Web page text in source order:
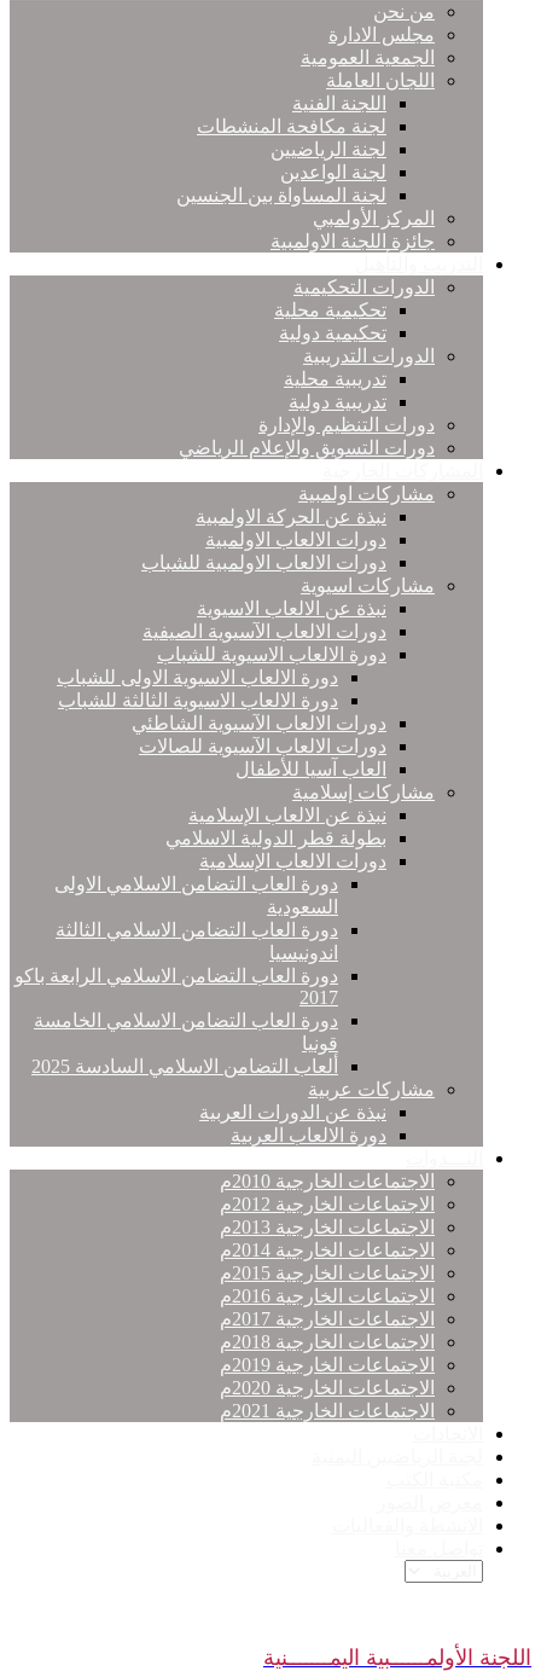
من نحن
مجلس الادارة
الجمعية العمومية
اللجان العاملة
اللجنة الفنية
لجنة مكافحة المنشطات
لجنة الرياضيين
لجنة الواعدين
لجنة المساواة بين الجنسين
المركز الأولمبي
جائزة اللجنة الاولمبية
الدورات التحكيمية
تحكيمية محلية
تحكيمية دولية
الدورات التدريبية
تدريبية محلية
تدريبية دولية
دورات التنظيم والإدارة
دورات التسويق والإعلام الرياضي
مشاركات اولمبية
نبذة عن الحركة الاولمبية
دورات الالعاب الاولمبية
دورات الالعاب الاولمبية للشباب
مشاركات اسيوية
نبذة عن الالعاب الاسيوية
دورات الالعاب الآسيوية الصيفية
دورة الالعاب الاسيوية للشباب
دورة الالعاب الاسيوية الاولى للشباب
دورة الالعاب الاسيوية الثالثة للشباب
دورات الالعاب الآسيوية الشاطئي
دورات الالعاب الآسيوية للصالات
العاب آسيا للأطفال
مشاركات إسلامية
نبذة عن الالعاب الإسلامية
بطولة قطر الدولية الاسلامي
دورات الالعاب الإسلامية
دورة العاب التضامن الاسلامي الاولى
السعودية
دورة العاب التضامن الاسلامي الثالثة
اندونيسيا
دورة العاب التضامن الاسلامي الرابعة باكو
2017
دورة العاب التضامن الاسلامي الخامسة
قونيا
ألعاب التضامن الاسلامي السادسة 2025
مشاركات عربية
نبذة عن الدورات العربية
دورة الالعاب العربية
الاجتماعات الخارجية 2010م
الاجتماعات الخارجية 2012م
الاجتماعات الخارجية 2013م
الاجتماعات الخارجية 2014م
الاجتماعات الخارجية 2015م
الاجتماعات الخارجية 2016م
الاجتماعات الخارجية 2017م
الاجتماعات الخارجية 2018م
الاجتماعات الخارجية 2019م
الاجتماعات الخارجية 2020م
الاجتماعات الخارجية 2021م
اللجنة الأولمــــــبية اليمـــــــنية